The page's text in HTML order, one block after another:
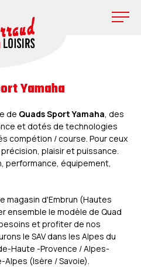
Yamaha
de Quads Sport Yamaha, des
et dotés de technologies
compétion / course. Pour ceux
plaisir et puissance.
performance, équipement,
magasin d'Embrun (Hautes
ensemble le modèle de Quad
et profiter de nos
le SAV dans les Alpes du
Haute -Provence / Alpes-
Alpes (Isère / Savoie).